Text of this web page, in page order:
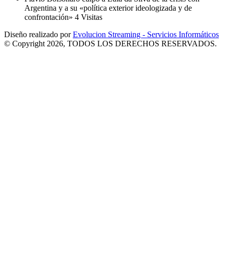
Argentina y a su «política exterior ideologizada y de
confrontación» 4 Visitas
Diseño realizado porEvolucion Streaming - Servicios Informáticos
© Copyright 2026, TODOS LOS DERECHOS RESERVADOS.